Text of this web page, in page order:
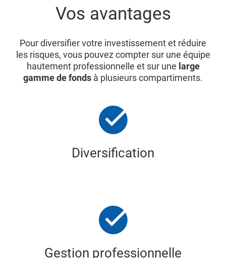
Vos avantages
Pour diversifier votre investissement et réduire
les risques, vous pouvez compter sur une équipe
hautement professionnelle et sur une large
gamme de fonds à plusieurs compartiments.
Diversification
Gestion professionnelle